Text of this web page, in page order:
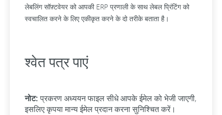
लेबलिंग सॉफ़्टवेयर को आपकी ERP प्रणाली के साथ लेबल प्रिंटिंग को
स्वचालित करने के लिए एकीकृत करने के दो तरीके बताता है।
श्वेत पत्र पाएं
नोट:प्रकरण अध्ययन फाइल सीधे आपके ईमेल को भेजी जाएगी,
इसलिए कृपया मान्य ईमेल प्रदान करना सुनिश्चित करें।